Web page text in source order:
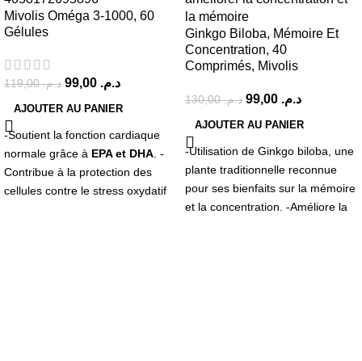
Mivolis Oméga 3-1000, 60
Gélules
د.م.119,00 د.م.
AJOUTER AU PANIER
-Soutient la fonction cardiaque
normale grâce à EPA et DHA . -
Contribue à la protection des
cellules contre le stress oxydatif
Ginkgo Biloba, Mémoire Et
Concentration, 40
Comprimés, Mivolis
د.م.130,00 د.م.
AJOUTER AU PANIER
-Utilisation de Ginkgo biloba, une
plante traditionnelle reconnue
pour ses bienfaits sur la mémoire
et la concentration. -Améliore la